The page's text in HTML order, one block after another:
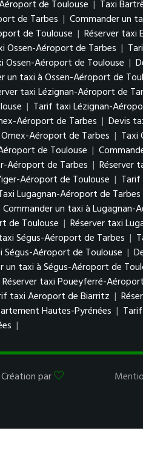
de Toulouse | Taxi
de Tarbes | Commander un
de Toulouse | Réserver taxi
Ossen-Aéroport de Tarbes |
Ossen-Aéroport de Toulouse |
un taxi à Ossen-Aéroport de
taxi Lézignan-Aéroport de
| Tarif taxi Lézignan-
Aéroport de Tarbes | Devis
Aéroport de Tarbes | Taxi
de Toulouse |
Aéroport de Tarbes | Réserver
Aéroport de Toulouse |
Lugagnan-Aéroport de Tarbes
Commander un taxi à Lugagnan-
de Toulouse | Réserver taxi
Ségus-Aéroport de Tarbes |
Ségus-Aéroport de Toulouse |
un taxi à Ségus-Aéroport de
Réserver taxi Poueyferré-
taxi Aeroport de Biarritz |
Hautes-Pyrénées |
|
par